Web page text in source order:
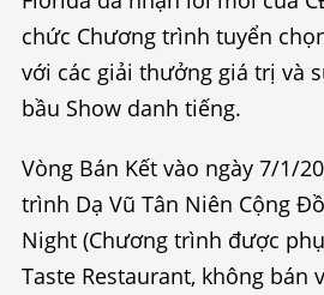
chức Chương trình tuyển
với các giải thưởng giá trị và
bầu Show danh tiếng.
Vòng Bán Kết vào ngày 7/1/
trình Dạ Vũ Tân Niên Cộng
Night (Chương trình được
Taste Restaurant, không bán